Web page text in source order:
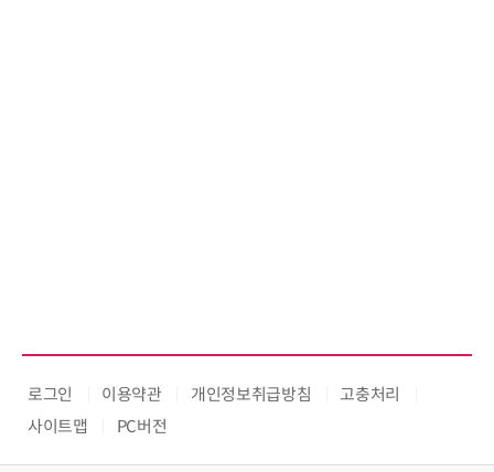
로그인 이용약관 개인정보취급방침
고충처리
사이트맵
PC버전